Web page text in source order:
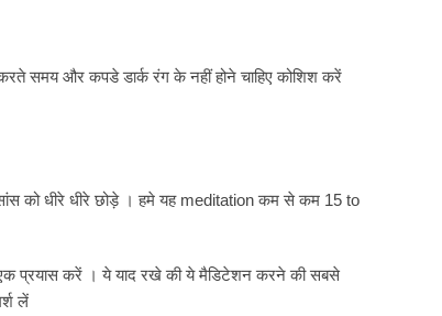
समय और कपडे डार्क रंग के नहीं होने चाहिए कोशिश करें
को धीरे धीरे छोड़े । हमे यह meditation कम से कम 15 to
प्रयास करें । ये याद रखे की ये मैडिटेशन करने की सबसे
लें